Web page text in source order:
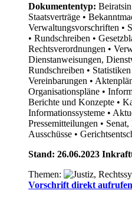
Dokumententyp:
Staatsverträge •
Verwaltungsvorschriften •
• Rundschreiben •
Rechtsverordnungen •
Dienstanweisungen,
Rundschreiben • Statistiken
Vereinbarungen •
Organisationspläne •
Berichte und Konzepte •
Informationssysteme •
Pressemitteilungen •
Ausschüsse •
Stand: 26.06.2023
Themen:
Vorschrift direkt aufrufen